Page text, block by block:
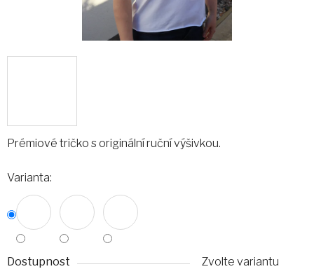
Prémiové tričko s originální ruční výšivkou.
Varianta:
Dostupnost
Zvolte variantu